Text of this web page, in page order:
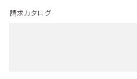
請求カタログ